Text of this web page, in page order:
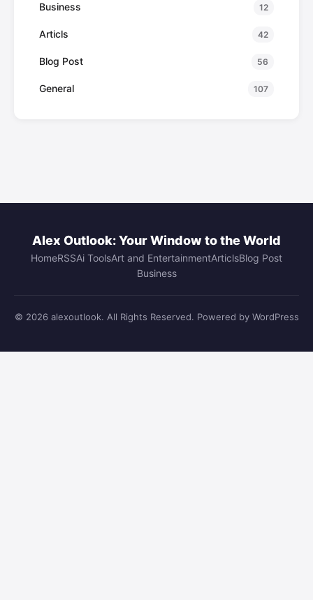
Business 12
Articls 42
Blog Post 56
General 107
Alex Outlook: Your Window to the World
HomeRSSAi ToolsArt and EntertainmentArticlsBlog Post
Business
© 2026 alexoutlook. All Rights Reserved. Powered by WordPress